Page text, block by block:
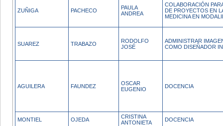
ZUÑIGA PACHECO
PAULA
ANDREA
COLABORACIÓN
DE PROYECTOS EN
MEDICINA EN
SUAREZ TRABAZO
RODOLFO
JOSÉ
ADMINISTRAR
COMO DISEÑADOR
AGUILERA FAUNDEZ
OSCAR
EUGENIO
DOCENCIA
MONTIEL OJEDA
CRISTINA
ANTONIETA
DOCENCIA